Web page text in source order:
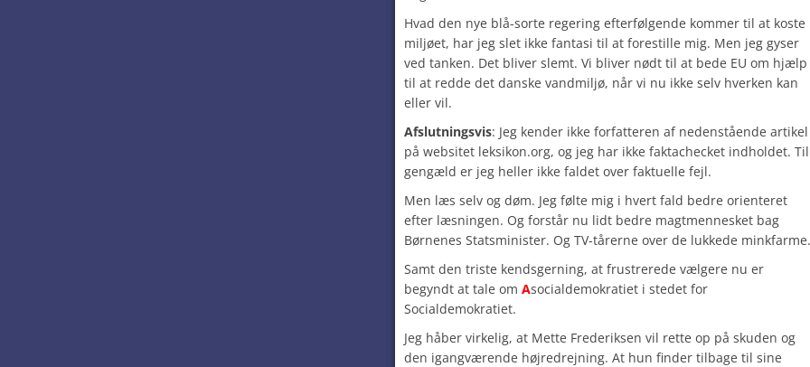
Hvad den nye blå-sorte regering efterfølgende kommer til at koste
miljøet, har jeg slet ikke fantasi til at forestille mig. Men jeg gyser
ved tanken. Det bliver slemt. Vi bliver nødt til at bede EU om hjælp
til at redde det danske vandmiljø, når vi nu ikke selv hverken kan
eller vil.
Afslutningsvis: Jeg kender ikke forfatteren af nedenstående artikel
på websitet leksikon.org, og jeg har ikke faktachecket indholdet. Til
gengæld er jeg heller ikke faldet over faktuelle fejl.
Men læs selv og døm. Jeg følte mig i hvert fald bedre orienteret
efter læsningen. Og forstår nu lidt bedre magtmennesket bag
Børnenes Statsminister. Og TV-tårerne over de lukkede minkfarme.
Samt den triste kendsgerning, at frustrerede vælgere nu er
begyndt at tale om Asocialdemokratiet i stedet for
Socialdemokratiet.
Jeg håber virkelig, at Mette Frederiksen vil rette op på skuden og
den igangværende højredrejning. At hun finder tilbage til sine